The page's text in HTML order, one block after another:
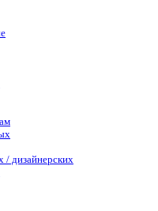
/ дизайнерских